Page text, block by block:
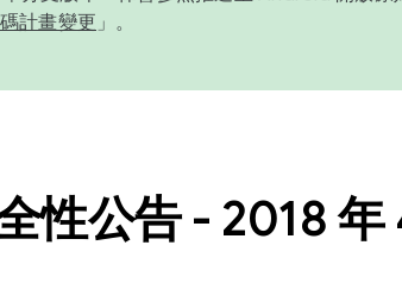
計畫變更 」。
性公告 - 2018 年